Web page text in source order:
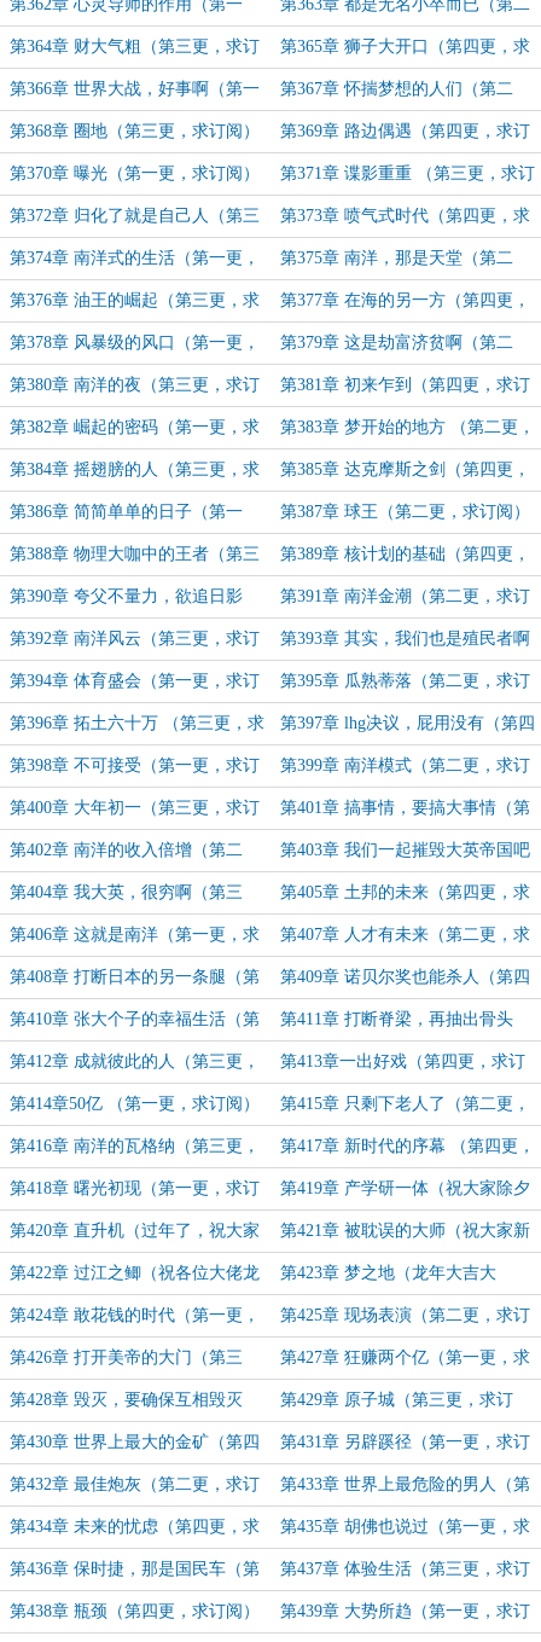
第362章 心灵导师的作用（第一
更，求订阅）
第363章 都是无名小卒而已（第二
更，求订阅）
第364章 财大气粗（第三更，求订
阅）
第365章 狮子大开口（第四更，求
订阅）
第366章 世界大战，好事啊（第一
更，求订阅）
第367章 怀揣梦想的人们（第二
更，求订阅）
第368章 圈地（第三更，求订阅） 第369章 路边偶遇（第四更，求订
阅）
第370章 曝光（第一更，求订阅） 第371章 谍影重重 （第三更，求订
阅）
第372章 归化了就是自己人（第三
更，求订阅）
第373章 喷气式时代（第四更，求
订阅）
第374章 南洋式的生活（第一更，
求订阅）
第375章 南洋，那是天堂（第二
更，求订阅）
第376章 油王的崛起（第三更，求
订阅）
第377章 在海的另一方（第四更，
求订阅）
第378章 风暴级的风口（第一更，
求订阅）
第379章 这是劫富济贫啊（第二
更，求订阅）
第380章 南洋的夜（第三更，求订
阅）
第381章 初来乍到（第四更，求订
阅）
第382章 崛起的密码（第一更，求
订阅）
第383章 梦开始的地方 （第二更，
求订阅）
第384章 摇翅膀的人（第三更，求
订阅）
第385章 达克摩斯之剑（第四更，
求订阅）
第386章 简简单单的日子（第一
更，求订阅）
第387章 球王（第二更，求订阅）
第388章 物理大咖中的王者（第三
更，求订阅）
第389章 核计划的基础（第四更，
求订阅）
第390章 夸父不量力，欲追日影
（第一更，求订阅）
第391章 南洋金潮（第二更，求订
阅）
第392章 南洋风云（第三更，求订
阅）
第393章 其实，我们也是殖民者啊
（第四更，求订阅）
第394章 体育盛会（第一更，求订
阅）
第395章 瓜熟蒂落（第二更，求订
阅）
第396章 拓土六十万 （第三更，求
订阅）
第397章 lhg决议，屁用没有（第四
更，求订阅）
第398章 不可接受（第一更，求订
阅）
第399章 南洋模式（第二更，求订
阅）
第400章 大年初一（第三更，求订
阅）
第401章 搞事情，要搞大事情（第
四更，求订阅）
第402章 南洋的收入倍增（第二
更，求订阅）
第403章 我们一起摧毁大英帝国吧
（第二更，求订阅）
第404章 我大英，很穷啊（第三
更，求订阅）
第405章 土邦的未来（第四更，求
订阅）
第406章 这就是南洋（第一更，求
订阅）
第407章 人才有未来（第二更，求
订阅）
第408章 打断日本的另一条腿（第
三更，求订阅）
第409章 诺贝尔奖也能杀人（第四
更，求订阅）
第410章 张大个子的幸福生活（第
一更，求订阅）
第411章 打断脊梁，再抽出骨头
（第二更，求订阅）
第412章 成就彼此的人（第三更，
求订阅）
第413章一出好戏（第四更，求订
阅）
第414章50亿 （第一更，求订阅） 第415章 只剩下老人了（第二更，
求订阅）
第416章 南洋的瓦格纳（第三更，
求订阅）
第417章 新时代的序幕 （第四更，
求订阅）
第418章 曙光初现（第一更，求订
阅）
第419章 产学研一体（祝大家除夕
快乐！）
第420章 直升机（过年了，祝大家
除夕快乐）
第421章 被耽误的大师（祝大家新
年快乐）
第422章 过江之鲫（祝各位大佬龙
年大吉）
第423章 梦之地（龙年大吉大
利！）
第424章 敢花钱的时代（第一更，
求订阅）
第425章 现场表演（第二更，求订
阅）
第426章 打开美帝的大门（第三
更，求订阅）
第427章 狂赚两个亿（第一更，求
订阅）
第428章 毁灭，要确保互相毁灭
（第二更，求订阅）
第429章 原子城（第三更，求订
阅）
第430章 世界上最大的金矿（第四
更，求订阅）
第431章 另辟蹊径（第一更，求订
阅）
第432章 最佳炮灰（第二更，求订
阅）
第433章 世界上最危险的男人（第
三更，求订阅）
第434章 未来的忧虑（第四更，求
订阅）
第435章 胡佛也说过（第一更，求
订阅）
第436章 保时捷，那是国民车（第
二更，求订阅）
第437章 体验生活（第三更，求订
阅）
第438章 瓶颈（第四更，求订阅） 第439章 大势所趋（第一更，求订